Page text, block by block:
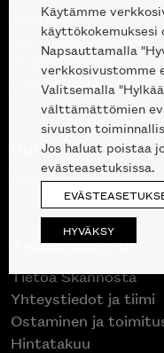
Tuotteet
Suunnittelupalvelu
Projektimyynti
Liike Helsingin
Outlet
Poistuvat
Asiakaspalvelu
Tietoa Skannosta
Yhteystiedot ja tiimi
Ostaminen ja
Hintatakuu
Käytämme
käyttökokemuksesi
Napsauttamalla
verkkosivustomme
Valitsemalla
välttämättömien
sivuston
Jos haluat poistaa
evästeasetuksissa.
HYVÄKSY